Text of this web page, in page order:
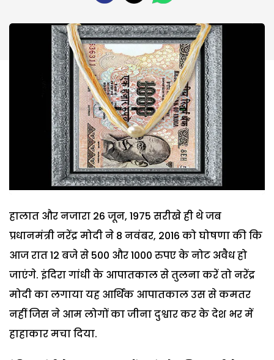
हालात और नजारा 26 जून, 1975 सरीखे ही थे जब
प्रधानमंत्री नरेंद्र मोदी ने 8 नवंबर, 2016 को घोषणा की कि
आज रात 12 बजे से 500 और 1000 रुपए के नोट अवैध हो
जाएंगे. इंदिरा गांधी के आपातकाल से तुलना करें तो नरेंद्र
मोदी का लगाया यह आर्थिक आपातकाल उस से कमतर
नहीं जिस ने आम लोगों का जीना दुश्वार कर के देश भर में
हाहाकार मचा दिया.